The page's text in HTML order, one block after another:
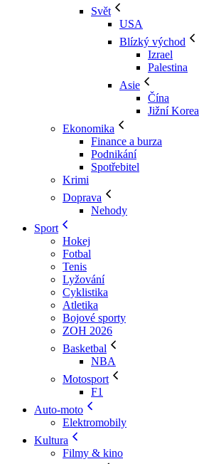
Svět
USA
Blízký východ
Izrael
Palestina
Asie
Čína
Jižní Korea
Ekonomika
Finance a burza
Podnikání
Spotřebitel
Krimi
Doprava
Nehody
Sport
Hokej
Fotbal
Tenis
Lyžování
Cyklistika
Atletika
Bojové sporty
ZOH 2026
Basketbal
NBA
Motosport
F1
Auto-moto
Elektromobily
Kultura
Filmy & kino